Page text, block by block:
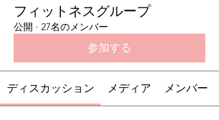
フィットネスグループ
公開 · 27名のメンバー
参加する
ディスカッション メディア メンバー